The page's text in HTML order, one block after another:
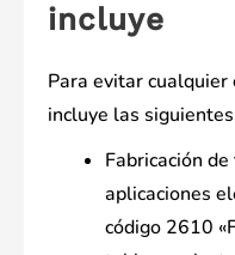
incluye
Para evitar cualquier
incluye las
Fabricación
aplicaciones
código 2610